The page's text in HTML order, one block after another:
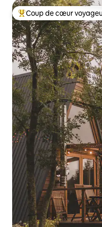
Coups de cœur
Coup de cœur